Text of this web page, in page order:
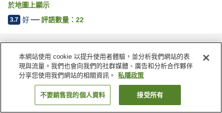
於地圖上顯示
3.7 好 評語數量： 22
找客房
本網站使用 cookie 以提升使用者體驗，並分析我們網站的表
現與流量。我們也會向我們的社群媒體、廣告和分析合作夥伴
分享您使用我們網站的相關資訊。
私隱政策
不要銷售我的個人資料 接受所有